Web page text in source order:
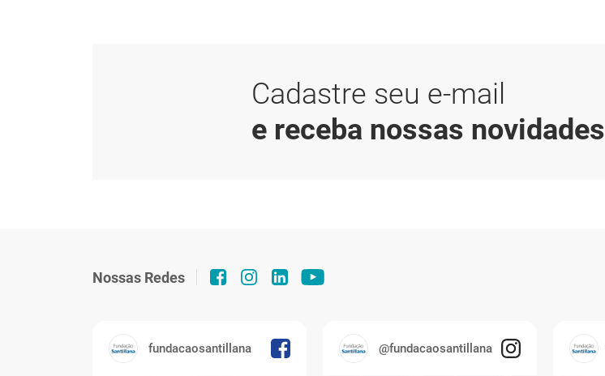
Cadastre seu e-mail
e receba nossas novidades
Nossas Redes
fundacaosantillana @fundacaosantillana